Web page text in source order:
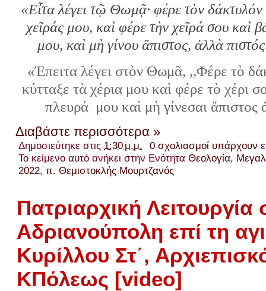
«Εἶτα λέγει τῷ Θωμᾷ· φέρε τὸν
χεῖράς μου, καὶ φέρε τὴν χεῖρά σου καὶ
μου, καὶ μὴ γίνου ἄπιστος, ἀλλὰ
«Έπειτα λέγει στὸν Θωμᾶ, ,,Φέρε τὸ
κύτταξε τὰ χέρια μου καὶ φέρε τὸ χέρι
πλευρά μου καὶ μὴ γίνεσαι ἄπιστος
Διαβάστε περισσότερα »
Δημοσιεύτηκε στις 1:30 μ.μ.
0 σχολιασμοί υπάρχουν
Το κείμενο αυτό ανήκει στην ΕνότηταΘεολογία,
2022,π. Θεμιστοκλής Μουρτζανός
Πατριαρχική Λειτουργία
Αδριανούπολη επί τη
Κυρίλλου Στ΄,
ΚΠόλεως [video]